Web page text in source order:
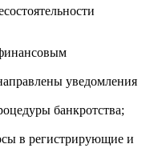
уведомления
банкротства;
в регистрирующие и